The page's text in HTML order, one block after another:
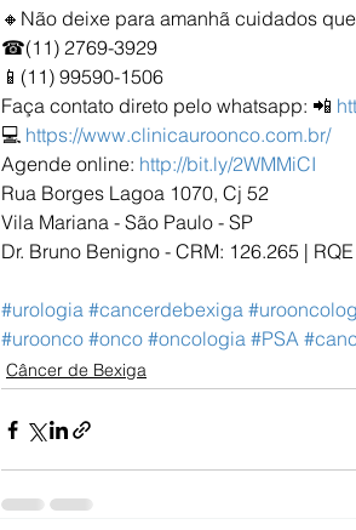
🔸Não deixe para amanhã cuidados
☎(11) 2769-3929
📱(11) 99590-1506
Faça contato direto pelo whatsapp: 📲
💻 https://www.clinicauroonco.com.br/
Agende online: http://bit.ly/2WMMiCI
Rua Borges Lagoa 1070, Cj 52
Vila Mariana - São Paulo - SP
Dr. Bruno Benigno - CRM: 126.265 |
#urologia #cancerdebexiga
#uroonco #onco #oncologia #PSA
Câncer de Bexiga